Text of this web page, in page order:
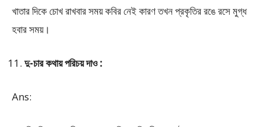
খাতার দিকে চোখ রাখবার সময় কবির নেই কারণ তখন প্রকৃতির রঙে রসে মুগ্ধ
হবার সময়।
দু-চার কথায় পরিচয় দাও :
Ans: